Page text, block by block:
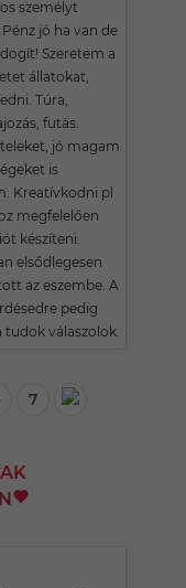
személyt
Pénz jó ha van de
Szeretem a
állatokat,
Túra,
futás.
jó magam
is
Kreatívkodni pl
megfelelően
készíteni.
elsődlegesen
az eszembe. A
pedig
tudok válaszolok.
7